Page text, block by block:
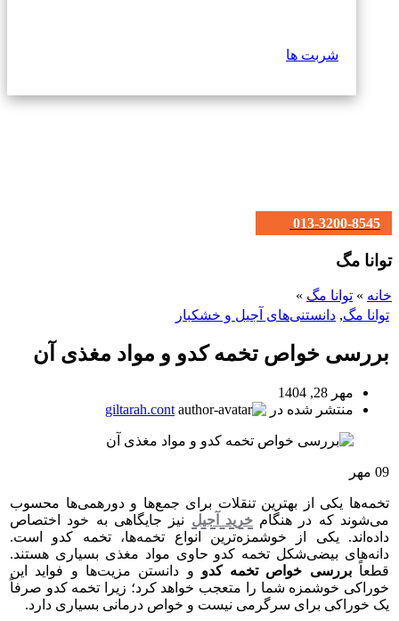
شربت ها
013-3200-8545
توانا مگ
خانه » توانا مگ »
توانا مگ, دانستنی‌های آجیل و خشکبار
بررسی خواص تخمه کدو و مواد مغذی آن
مهر 28, 1404
منتشر شده در
giltarah.cont
09 مهر
تخمه‌ها یکی از بهترین تنقلات برای جمع‌ها و دورهمی‌ها محسوب
می‌شوند که در هنگامخرید آجیل نیز جایگاهی به خود اختصاص
داده‌اند. یکی از خوشمزه‌ترین انواع تخمه‌ها، تخمه کدو است.
دانه‌های بیضی‌شکل تخمه کدو حاوی مواد مغذی بسیاری هستند.
قطعاًبررسی خواص تخمه کدو و دانستن مزیت‌ها و فواید این
خوراکی خوشمزه شما را متعجب خواهد کرد؛ زیرا تخمه کدو صرفاً
یک خوراکی برای سرگرمی نیست و خواص درمانی بسیاری دارد.